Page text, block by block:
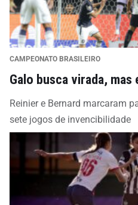
CAMPEONATO BRASILEIRO
Galo busca virada, mas
Reinier e Bernard marcaram
sete jogos de invencibilidade